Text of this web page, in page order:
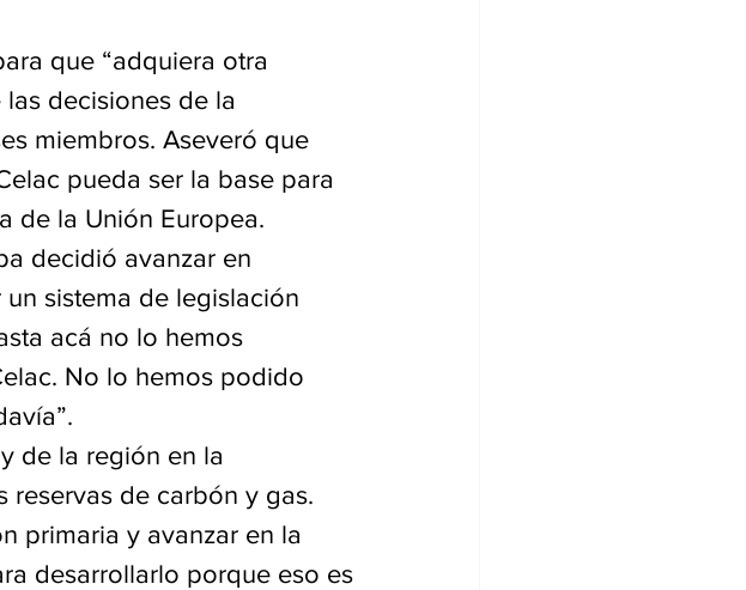
que “adquiera otra
decisiones de la
miembros. Aseveró que
pueda ser la base para
de la Unión Europea.
decidió avanzar en
sistema de legislación
acá no lo hemos
No lo hemos podido
de la región en la
reservas de carbón y gas.
primaria y avanzar en la
desarrollarlo porque eso es